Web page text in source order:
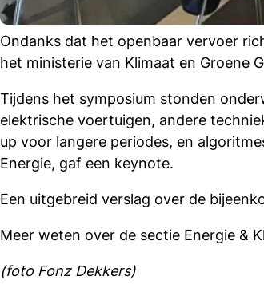
Ondanks dat het openbaar vervoer
het ministerie van Klimaat en Groene
Tijdens het symposium stonden
elektrische voertuigen, andere
up voor langere periodes, en
Energie, gaf een keynote.
Een uitgebreid verslag over de
Meer weten over de sectie Energie &
(foto Fonz Dekkers)